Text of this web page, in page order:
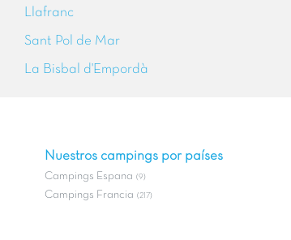
Llafranc
Sant Pol de Mar
La Bisbal d'Empordà
Nuestros campings por países
Campings Espana (9)
Campings Francia (217)